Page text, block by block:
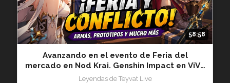
58:58
Avanzando en el evento de Feria del
mercado en Nod Krai. Genshin Impact en ViVo
20260428
Leyendas de Teyvat Live